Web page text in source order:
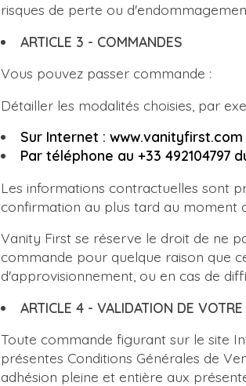
risques de perte ou
ARTICLE 3 - COMMANDES
Vous pouvez passer commande :
Détailler les modalités choisies, par
Sur Internet : www.vanityfirst.com
Par téléphone au +33 492104797
Les informations contractuelles sont
confirmation au plus tard au moment
Vanity First se réserve le droit de ne
commande pour quelque raison que
d'approvisionnement, ou en cas de
ARTICLE 4 - VALIDATION DE
Toute commande figurant sur le site
présentes Conditions Générales de
adhésion pleine et entière aux